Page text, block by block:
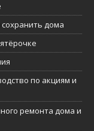
дома
по акциям и
ремонта дома и